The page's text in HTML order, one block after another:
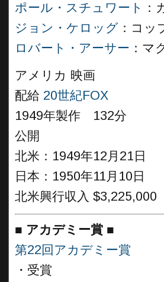
ポール・スチュワート
：
ジョン・ケロッグ ：コッ
ロバート・アーサー ：マ
アメリカ 映画
配給 20世紀FOX
1949年製作 132分
公開
北米：1949年12月21日
日本：1950年11月10日
北米興行収入 $3,225,000
■ アカデミー賞 ■
第22回アカデミー賞
・受賞